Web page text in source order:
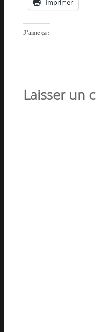
Imprimer
J’aime ça :
Laisser un